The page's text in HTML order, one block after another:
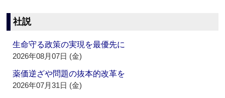
社説
生命守る政策の実現を最優先に
2026年08月07日 (金)
薬価逆ざや問題の抜本的改革を
2026年07月31日 (金)